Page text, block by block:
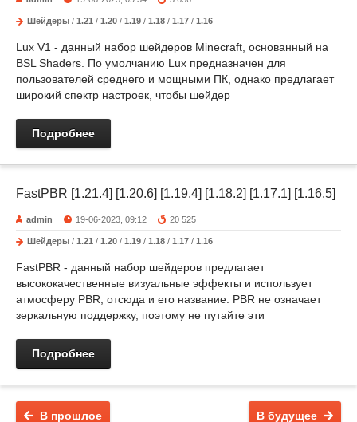
Шейдеры / 1.21 / 1.20 / 1.19 / 1.18 / 1.17 / 1.16
Lux V1 - данный набор шейдеров Minecraft, основанный на
BSL Shaders. По умолчанию Lux предназначен для
пользователей среднего и мощными ПК, однако предлагает
широкий спектр настроек, чтобы шейдер
Подробнее
FastPBR [1.21.4] [1.20.6] [1.19.4] [1.18.2] [1.17.1] [1.16.5]
admin 19-06-2023, 09:12 20 525
Шейдеры / 1.21 / 1.20 / 1.19 / 1.18 / 1.17 / 1.16
FastPBR - данный набор шейдеров предлагает
высококачественные визуальные эффекты и использует
атмосферу PBR, отсюда и его название. PBR не означает
зеркальную поддержку, поэтому не путайте эти
Подробнее
В будущее
В прошлое